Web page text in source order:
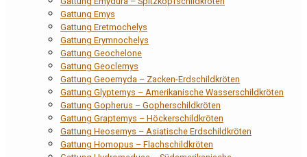
Gattung Emys
Gattung Eretmochelys
Gattung Erymnochelys
Gattung Geochelone
Gattung Geoclemys
Gattung Geoemyda – Zacken-Erdschildkröten
Gattung Glyptemys – Amerikanische Wasserschildkröten
Gattung Gopherus – Gopherschildkröten
Gattung Graptemys – Höckerschildkröten
Gattung Heosemys – Asiatische Erdschildkröten
Gattung Homopus – Flachschildkröten